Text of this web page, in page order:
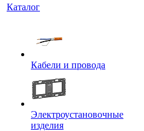
Каталог
Кабели и провода
Электроустановочные
изделия